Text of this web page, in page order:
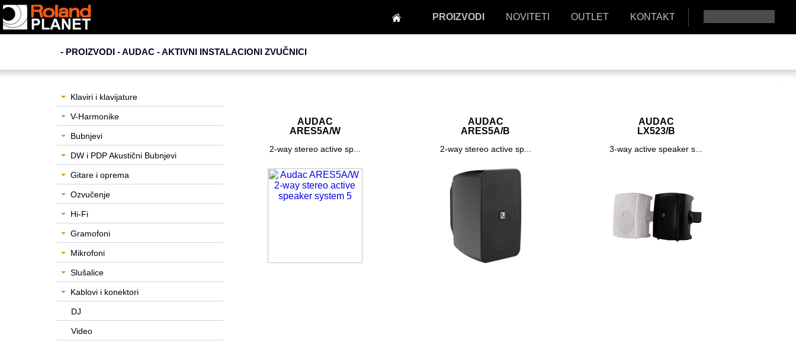
PROIZVODI NOVITETI OUTLET KONTAKT
- PROIZVODI - AUDAC -AKTIVNI INSTALACIONI ZVUČNICI
Klaviri i klavijature
V-Harmonike
Bubnjevi
DW i PDP Akustični Bubnjevi
Gitare i oprema
Ozvučenje
Hi-Fi
Gramofoni
Mikrofoni
Slušalice
Kablovi i konektori
DJ
Video
AUDAC
ARES5A/W
2-way stereo active sp...
AUDAC
ARES5A/B
2-way stereo active sp...
AUDAC
LX523/B
3-way active speaker s...